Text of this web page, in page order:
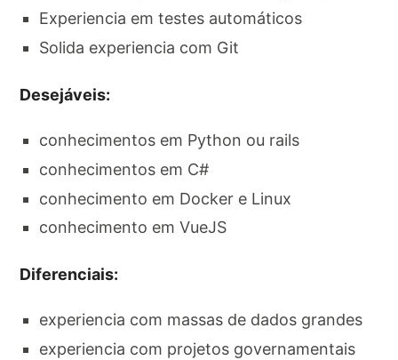
Experiencia em testes automáticos
Solida experiencia com Git
Desejáveis:
conhecimentos em Python ou rails
conhecimentos em C#
conhecimento em Docker e Linux
conhecimento em VueJS
Diferenciais:
experiencia com massas de dados grandes
experiencia com projetos governamentais